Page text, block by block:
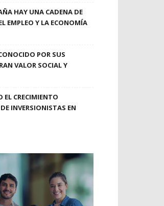
HAY UNA CADENA DE
EMPLEO Y LA ECONOMÍA
POR SUS
VALOR SOCIAL Y
CRECIMIENTO
INVERSIONISTAS EN